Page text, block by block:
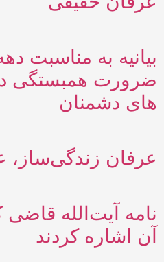
بیانیه به مناسبت
ضرورت همبستگی
های دشمنان
عرفان زندگی‌ساز،
نامه آیت‌الله قاضی
آن اشاره کردند